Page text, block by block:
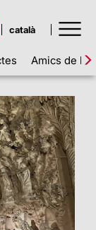
Amics de la